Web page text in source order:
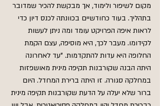
מקום לשיפור ולימוד, אך מבקשת להכיר שמדובר
בתהליך. בעוד כחודשיים בכוונתה לכנס דיון כדי
לראות איפה הפרויקט עומד ומה ניתן לעשות
לקידומו. מעבר לכך, היא מוסיפה, עצם הקמת
החלופה היא עדות להתקדמות. "עד לאחרונה
היתה הבנה שקורבנות תקיפה מינית מאושפזות
במחלקה סגורה. זו היתה ברירת המחדל. היום
ברור שלא יעלה על הדעת שקורבנות תקיפה מינית